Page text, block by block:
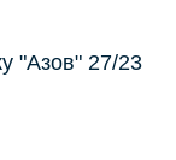
"Азов" 27/23